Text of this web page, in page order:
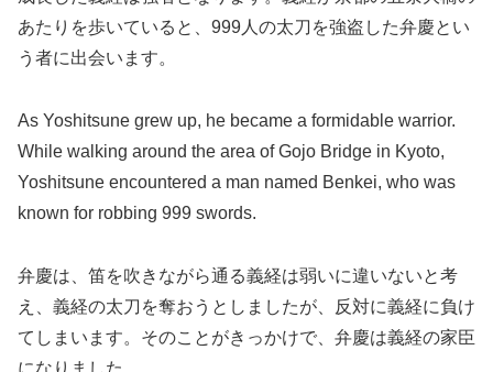
あたりを歩いていると、999人の太刀を強盗した弁慶とい
う者に出会います。
As Yoshitsune grew up, he became a formidable warrior.
While walking around the area of Gojo Bridge in Kyoto,
Yoshitsune encountered a man named Benkei, who was
known for robbing 999 swords.
弁慶は、笛を吹きながら通る義経は弱いに違いないと考
え、義経の太刀を奪おうとしましたが、反対に義経に負け
てしまいます。そのことがきっかけで、弁慶は義経の家臣
になりました。